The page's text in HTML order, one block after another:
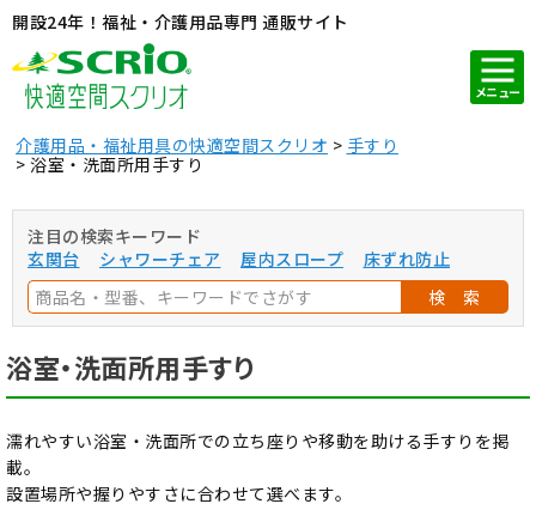
開設24年！福祉・介護用品専門 通販サイト
メニュー
介護用品・福祉用具の快適空間スクリオ
手すり
浴室・洗面所用手すり
注目の検索キーワード
玄関台
シャワーチェア 屋内スロープ
床ずれ防止
検 索
浴室・洗面所用手すり
濡れやすい浴室・洗面所での立ち座りや移動を助ける手すりを掲
載。
設置場所や握りやすさに合わせて選べます。